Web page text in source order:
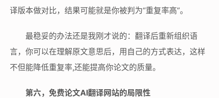
译版本做对比，结果可能就是你被判为“重复率高”。
最稳妥的办法还是我刚才说的：翻译后重新组织语
言，你可以在理解原文意思后，用自己的方式表达，这样
不但能降低重复率,还能提高你论文的质量。
第六，免费论文AI翻译网站的局限性